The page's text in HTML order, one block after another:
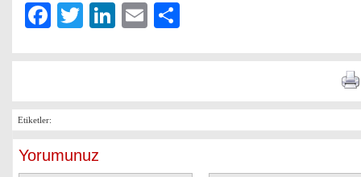
Facebook
TwitterLinkedIn
Email
Etiketler:
Yorumunuz